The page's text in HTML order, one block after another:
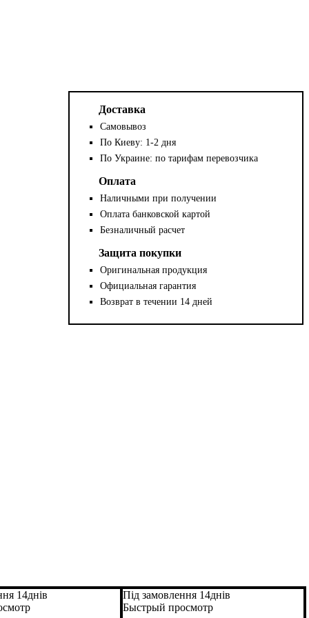
Доставка
Самовывоз
По Киеву: 1-2 дня
По Украине: по тарифам перевозчика
Оплата
Наличными при получении
Оплата банковской картой
Безналичный расчет
Защита покупки
Оригинальная продукция
Официальная гарантия
Возврат в течении 14 дней
14днів
Під замовлення 14днів
Быстрый просмотр